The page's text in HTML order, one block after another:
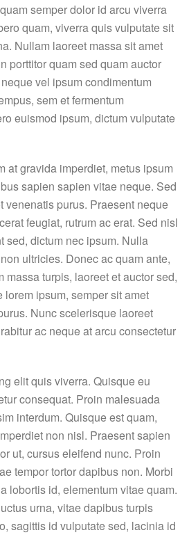
semper dolor id arcu viverra
quam, viverra quis vulputate sit
Nullam laoreet massa sit amet
porttitor quam sed quam auctor
vel ipsum condimentum
sem et fermentum
euismod ipsum, dictum vulputate
at gravida imperdiet, metus ipsum
sapien sapien vitae neque. Sed
venenatis purus. Praesent neque
feugiat, rutrum ac erat. Sed nisl
sed, dictum nec ipsum. Nulla
ultricies. Donec ac quam ante,
massa turpis, laoreet et auctor sed,
lorem ipsum, semper sit amet
Nunc scelerisque laoreet
ac neque at arcu consectetur
elit quis viverra. Quisque eu
consequat. Proin malesuada
interdum. Quisque est quam,
non nisl. Praesent sapien
ut, cursus eleifend nunc. Proin
tempor tortor dapibus non. Morbi
lobortis id, elementum vitae quam.
urna, vitae dapibus turpis
sagittis id vulputate sed, lacinia id